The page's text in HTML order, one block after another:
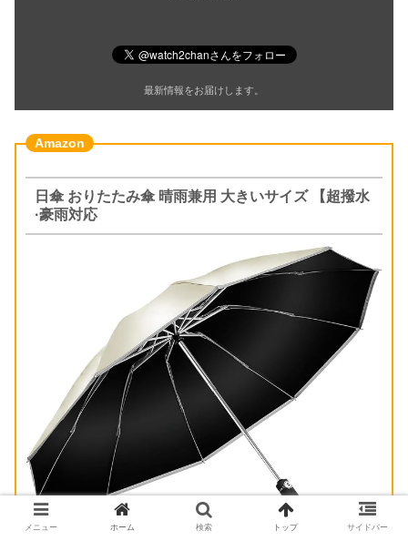
最新情報をお届けします。
日傘 おりたたみ傘 晴雨兼用 大きいサイズ 【超撥水
·豪雨対応
メニュー ホーム 検索 トップ サイドバー